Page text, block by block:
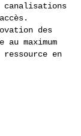
canalisations
des
maximum
en